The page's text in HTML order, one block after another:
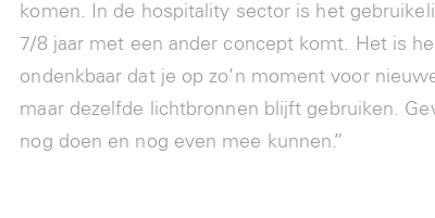
komen. In de hospitality sector is het
7/8 jaar met een ander concept komt. Het is
ondenkbaar dat je op zo’n moment voor
maar dezelfde lichtbronnen blijft gebruiken.
nog doen en nog even mee kunnen.”